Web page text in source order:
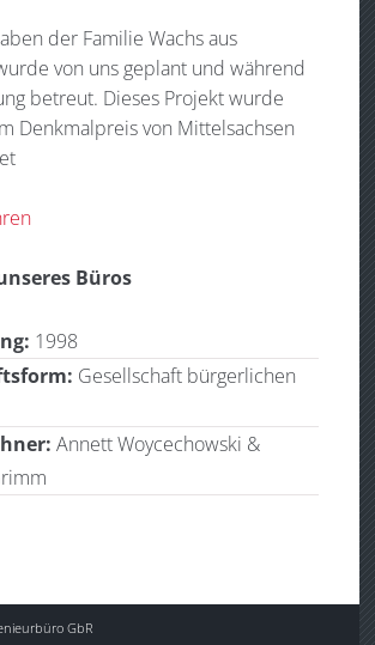
der Familie Wachs aus
von uns geplant und während
betreut. Dieses Projekt wurde
Denkmalpreis von Mittelsachsen
Büros
1998
Gesellschaft bürgerlichen
Annett Woycechowski &
GbR